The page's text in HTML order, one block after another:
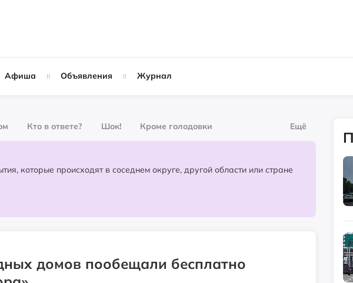
Афиша Объявления Журнал
Кто в ответе? Шок! Кроме голодовки Ещё
События, которые происходят в соседнем округе, другой области или стране
домов пообещали бесплатно